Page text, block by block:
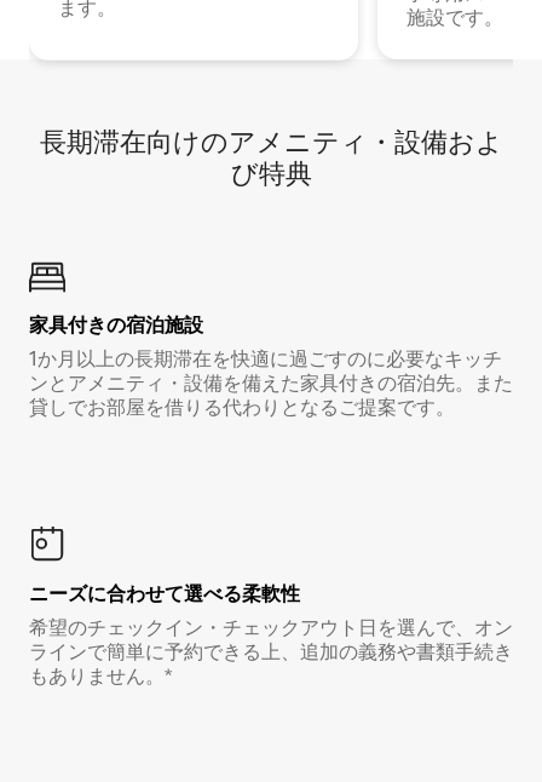
ます。
施設です。
長期滞在向け⁠のア⁠メ⁠ニ⁠テ⁠ィ⁠・設⁠備⁠およ
び特⁠典
家具付き⁠の宿⁠泊⁠施⁠設
1か月以上の長期滞在を快適に過ごすのに必要なキッチ
ンとアメニティ・設備を備えた家具付きの宿泊先。また
貸しでお部屋を借りる代わりとなるご提案です。
ニーズに合わせて選べる柔軟性
希望のチェックイン・チェックアウト日を選んで、オン
ラインで簡単に予約できる上、追加の義務や書類手続き
もありません。*